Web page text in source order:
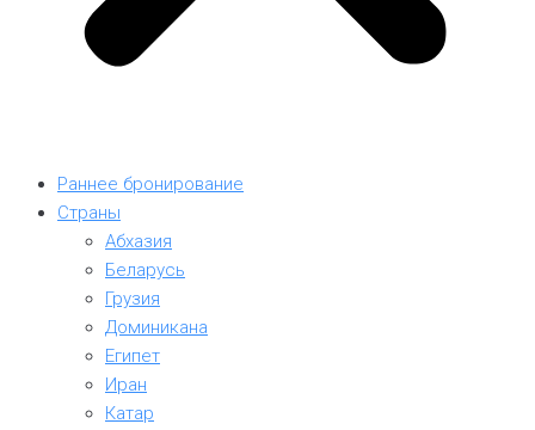
Раннее бронирование
Страны
Абхазия
Беларусь
Грузия
Доминикана
Египет
Иран
Катар